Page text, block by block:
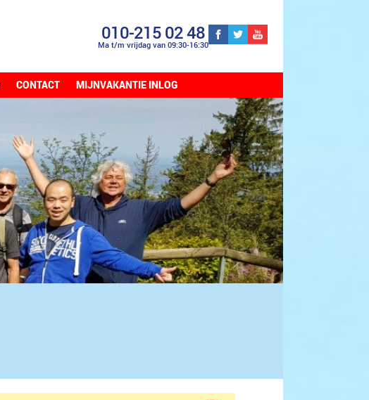
010-215 02 48
Ma t/m vrijdag van 09:30-16:30
CONTACT MIJNVAKANTIE INLOG